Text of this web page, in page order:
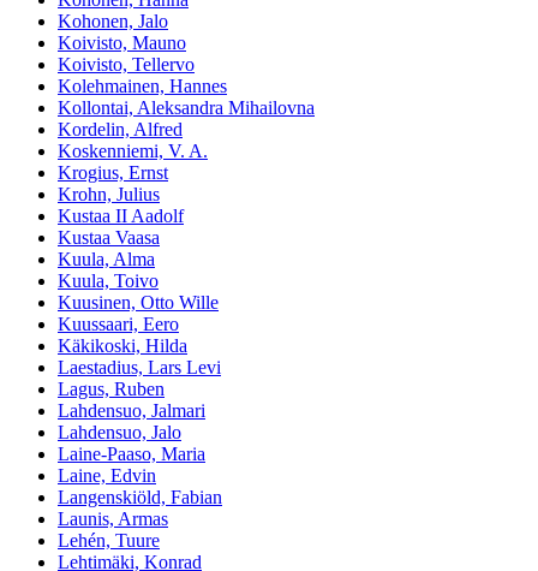
Kohonen, Jalo
Koivisto, Mauno
Koivisto, Tellervo
Kolehmainen, Hannes
Kollontai, Aleksandra Mihailovna
Kordelin, Alfred
Koskenniemi, V. A.
Krogius, Ernst
Krohn, Julius
Kustaa II Aadolf
Kustaa Vaasa
Kuula, Alma
Kuula, Toivo
Kuusinen, Otto Wille
Kuussaari, Eero
Käkikoski, Hilda
Laestadius, Lars Levi
Lagus, Ruben
Lahdensuo, Jalmari
Lahdensuo, Jalo
Laine-Paaso, Maria
Laine, Edvin
Langenskiöld, Fabian
Launis, Armas
Lehén, Tuure
Lehtimäki, Konrad